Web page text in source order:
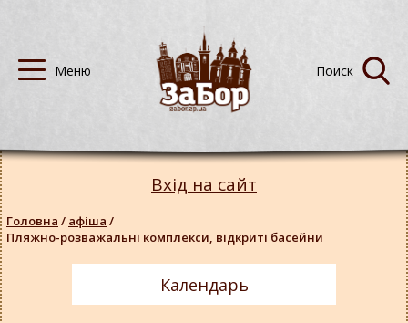
Вхід на сайт
Головна / афіша /
Пляжно-розважальні комплекси, відкриті басейни
Календарь